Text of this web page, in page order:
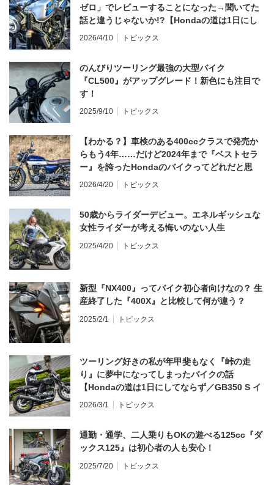
ゼロ」でレビューすることになった→聞いてた
話と違うじゃないか!?【Hondaの道は1日にし
てならず／CB1000F ①第一印象 編】
2026/4/10 トピックス
のんびりツーリング最強の大型バイク
『CL500』がアップグレード！新色にも注目で
す！
2025/9/10 トピックス
【わかる？】車検のある400ccクラスで発売か
らもう4年……だけど2024年まで『ベストセラ
ー』を誇ったHondaのバイクってどれだと思
う？
2026/4/20 トピックス
50歳からライダーデビュー。エネルギッシュな
女性ライダーが考える悔いのない人生
2025/4/20 トピックス
新型『NX400』ってバイク初心者向けなの？ 生
産終了した『400X』と比較して何が違う？
2025/2/1 トピックス
ツーリング好きの私が年甲斐もなく『峠の走
り』に夢中になってしまったバイクの話
【Hondaの道は1日にしてならず／GB350 S イ
ンプレ・レビュー 前編】
2026/3/1 トピックス
通勤・通学、二人乗りもOKの遊べる125cc『ダ
ックス125』は初心者の人も安心！
2025/7/20 トピックス